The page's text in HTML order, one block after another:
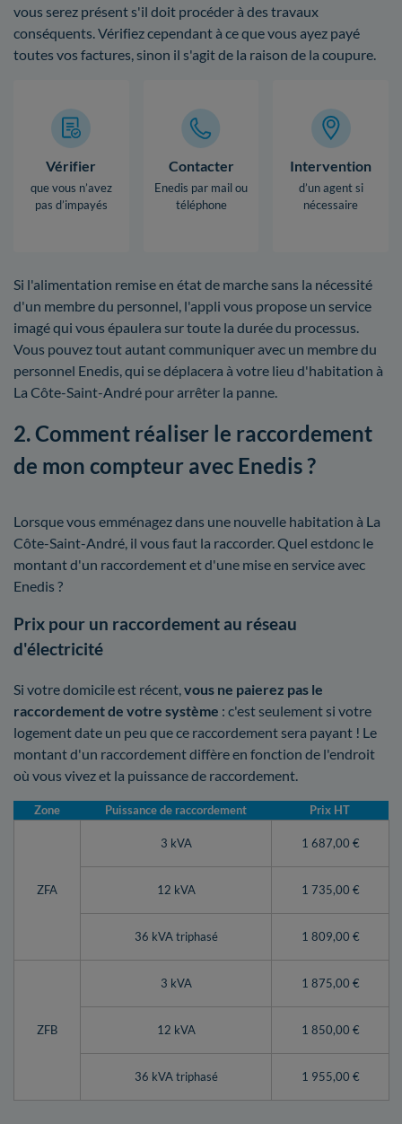
vous serez présent s'il doit procéder à des travaux
conséquents. Vérifiez cependant à ce que vous ayez payé
toutes vos factures, sinon il s'agit de la raison de la coupure.
Vérifier
que vous n’avez
pas d’impayés
Contacter
Enedis par mail ou
téléphone
Intervention
d’un agent si
nécessaire
Si l'alimentation remise en état de marche sans la nécessité
d'un membre du personnel, l'appli vous propose un service
imagé qui vous épaulera sur toute la durée du processus.
Vous pouvez tout autant communiquer avec un membre du
personnel Enedis, qui se déplacera à votre lieu d'habitation à
La Côte-Saint-André pour arrêter la panne.
2. Comment réaliser le raccordement
de mon compteur avec Enedis ?
Lorsque vous emménagez dans une nouvelle habitation à La
Côte-Saint-André, il vous faut la raccorder. Quel estdonc le
montant d'un raccordement et d'une mise en service avec
Enedis ?
Prix pour un raccordement au réseau
d'électricité
Si votre domicile est récent,vous ne paierez pas le
raccordement de votre système : c'est seulement si votre
logement date un peu que ce raccordement sera payant ! Le
montant d'un raccordement diffère en fonction de l'endroit
où vous vivez et la puissance de raccordement.
Zone Puissance de raccordement Prix HT
ZFA
3 kVA 1 687,00 €
12 kVA 1 735,00 €
36 kVA triphasé 1 809,00 €
ZFB
3 kVA 1 875,00 €
12 kVA 1 850,00 €
36 kVA triphasé 1 955,00 €